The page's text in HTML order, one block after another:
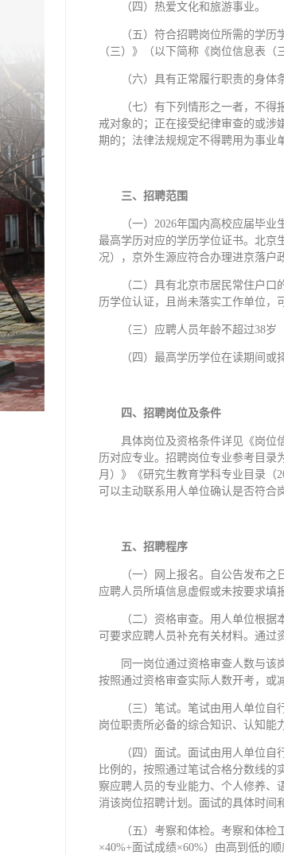
（四）热爱文化和旅游事业。
（五）符合招聘岗位所需的学
（三）》（以下简称《岗位信息表（
（六）具有正常履行职责的身体
（七）有下列情形之一者，不
戒对象的；正在接受纪律审查的或涉
期的；法律法规规定不得聘用为事业
三、招聘范围
（一）2026年国内高校应届毕
最高学历对应的学历学位证书。北京
况），京外生源应符合办理进京落户
（二）具有北京市居民常住户
历学位认证，且尚未落实工作单位，
（三）应聘人员年龄不超过38岁
（四）最高学历学位在读期间或
四、招聘岗位及条件
具体岗位及资格条件详见《岗位
历对应专业。招聘岗位专业参考目录
月）》《研究生教育学科专业目录（
可以主动联系用人单位确认是否符合
五、招聘程序
（一）网上报名。自公告发布
应聘人员所填信息虚假或未按要求填
（二）资格审查。用人单位根
可要求应聘人员补充有关材料。通过
同一岗位通过资格审查人数与该
按照通过资格审查实际人数开考，或
（三）笔试。笔试由用人单位
岗位职责所必备的综合知识、认知能
（四）面试。面试由用人单位
比例的，按照通过笔试合格分数线的
察应聘人员的专业能力、个人修养、
消该岗位招聘计划。面试的具体时间
（五）考察和体检。考察和体
×40%+面试成绩×60%）由高到低的